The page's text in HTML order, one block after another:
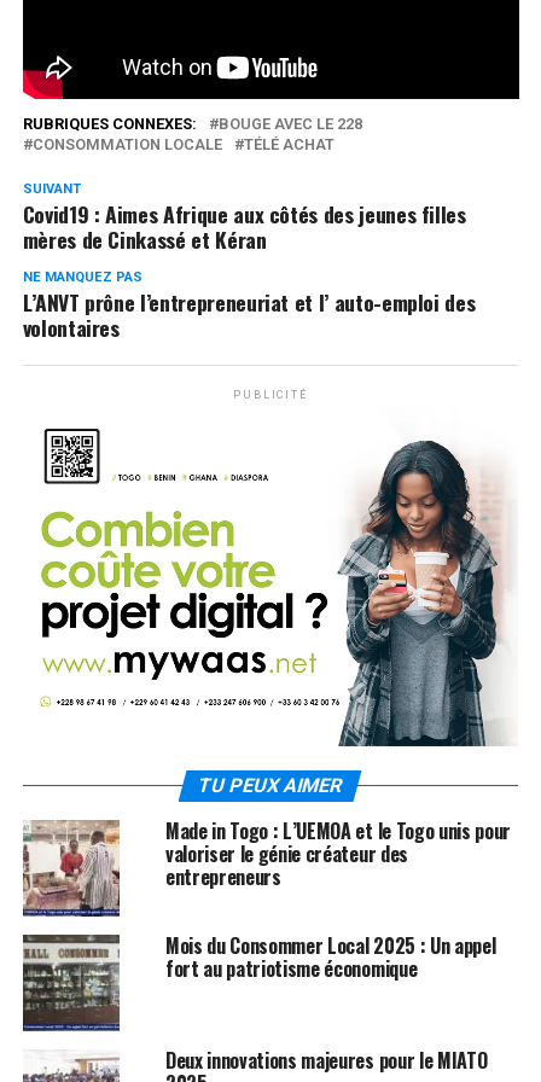
RUBRIQUES CONNEXES:
BOUGE AVEC LE 228
CONSOMMATION LOCALE
TÉLÉ ACHAT
SUIVANT
Covid19 : Aimes Afrique aux côtés des jeunes filles
mères de Cinkassé et Kéran
NE MANQUEZ PAS
L’ANVT prône l’entrepreneuriat et l’ auto-emploi des
volontaires
PUBLICITÉ
TU PEUX AIMER
Made in Togo : L’UEMOA et le Togo unis pour
valoriser le génie créateur des
entrepreneurs
Mois du Consommer Local 2025 : Un appel
fort au patriotisme économique
Deux innovations majeures pour le MIATO